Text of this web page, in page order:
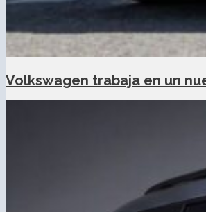
Volkswagen trabaja en un